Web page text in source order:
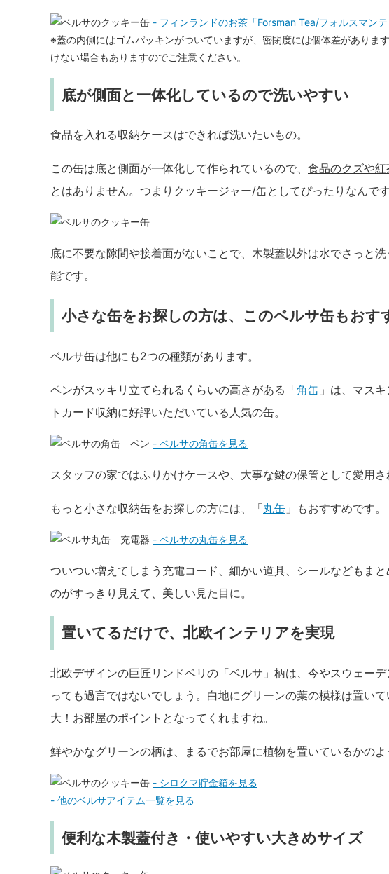
- フィンランドのお茶「Forsman Tea/フォルスマン
※蓋の内側にはゴムパッキンがついていますが、密閉度には個体差がありま
けない場合もありますのでご注意ください。
底が側面と一体化しているので洗いやすい
食品を入れる収納ケースはできれば洗いたいもの。
この缶は底と側面が一体化して作られているので、 食品のクズや
とはありません。 つまりクッキージャー/缶としてぴったりなんです
底に不要な隙間や接着面がないことで、木製蓋以外は水でさっと
能です。
小さな缶をお探しの方は、このベルサ缶もおす
ベルサ缶は他にも2つの種類があります。
ペンがスッキリ立てられるくらいの高さがある「角缶 」は、マス
トカード収納に好評いただいている人気の缶。
- ベルサの角缶を見る
スタッフの家ではふりかけケースや、大事な鍵の保管として愛用さ
もっと小さな収納缶をお探しの方には、「丸缶 」もおすすめです。
- ベルサの丸缶を見る
ついつい増えてしまう充電コード、細かい道具、シールなどもま
のがすっきり見えて、美しい見た目に。
置いてるだけで、北欧インテリアを実現
北欧デザインの巨匠リンドベリの「ベルサ」柄は、今やスウェー
っても過言ではないでしょう。白地にグリーンの葉の模様は置い
大！お部屋のポイントとなってくれますね。
鮮やかなグリーンの柄は、まるでお部屋に植物を置いているかのよ
- シロクマ貯金箱を見る
- 他のベルサアイテム一覧を見る
便利な木製蓋付き・使いやすい大きめサイズ